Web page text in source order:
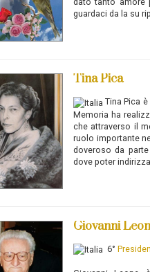
guardaci da la su
Tina Pica
Tina Pica è
Memoria ha
che attraverso il
ruolo importante
doveroso da
dove poter
Giovanni
6°